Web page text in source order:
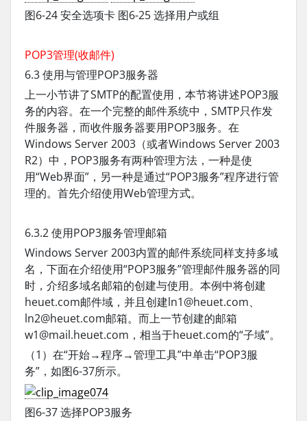
图6-24 安全选项卡 图6-25 选择用户或组
POP3管理(收邮件)
6.3 使用与管理POP3服务器
上一小节讲了SMTP的配置使用，本节将讲述POP3服
务的内容。在一个完整的邮件系统中，SMTP只作发
件服务器，而收件服务器要用POP3服务。在
Windows Server 2003（或者Windows Server 2003
R2）中，POP3服务有两种管理方法，一种是使
用“Web界面”，另一种是通过“POP3服务”程序进行管
理的。首先介绍使用Web管理方式。
6.3.2 使用POP3服务管理邮箱
Windows Server 2003内置的邮件系统同样支持多域
名，下面在介绍使用“POP3服务”管理邮件服务器的同
时，介绍多域名邮箱的创建与使用。本例中将创建
heuet.com邮件域，并且创建ln1@heuet.com、
ln2@heuet.com邮箱。而上一节创建的邮箱
w1@mail.heuet.com，相当于heuet.com的“子域”。
（1）在“开始→程序→管理工具”中单击“POP3服
务”，如图6-37所示。
图6-37 选择POP3服务